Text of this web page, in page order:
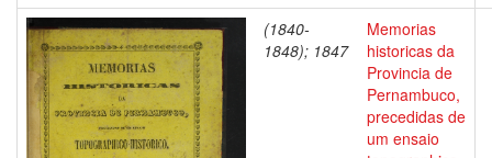
(1840-
1848); 1847
Memorias
historicas da
Provincia de
Pernambuco,
precedidas de
um ensaio